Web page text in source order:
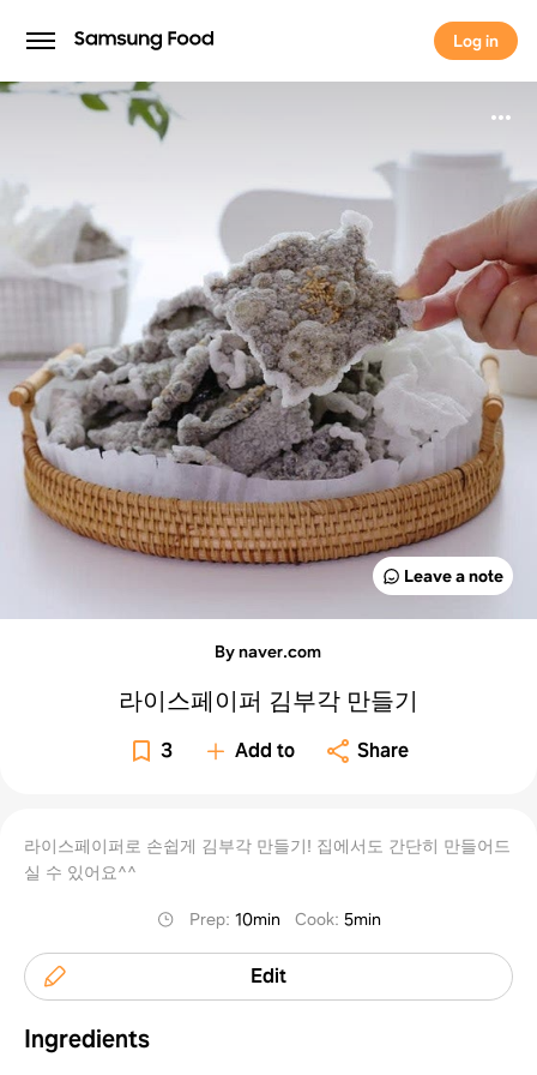
Log in
Log in
Leave a note
By naver.com
라이스페이퍼 김부각 만들기
3 Add to Share
라이스페이퍼로 손쉽게 김부각 만들기! 집에서도 간단히 만들어드
실 수 있어요^^
Prep: 10min Cook: 5min
Edit
Ingredients